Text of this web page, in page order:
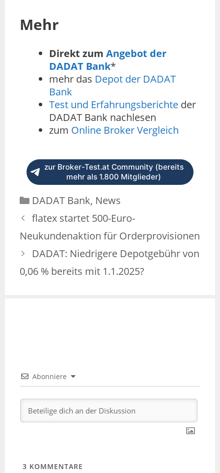
Mehr
Direkt zum Angebot der
DADAT Bank*
mehr das Depot der DADAT
Bank
Test und Erfahrungsberichte der
DADAT Bank nachlesen
zum Online Broker Vergleich
zur Broker-Test.at Community (bereits
mehr als 1.800 Mitglieder)
Kategorien
DADAT Bank, News
flatex startet 500-Euro-
Neukundenaktion für Orderprovisionen
DADAT: Niedrigere Depotgebühr von
0,06 % bereits mit 1.1.2025?
Abonniere
3 KOMMENTARE